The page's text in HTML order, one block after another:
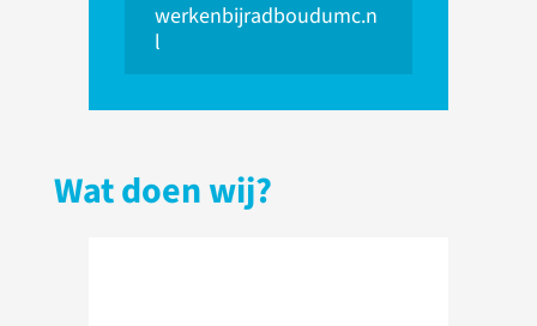
werkenbijradboudumc.n
l
Wat doen wij?